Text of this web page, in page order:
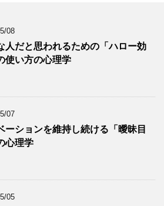
08
人だと思われるための「ハロー効
使い方の心理学
07
ーションを維持し続ける「曖昧目
心理学
05